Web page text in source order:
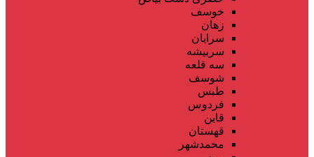
خوسف
زهان
سرایان
سربیشه
سه قلعه
شوسف
طبس
فردوس
قاین
قهستان
محمدشهر